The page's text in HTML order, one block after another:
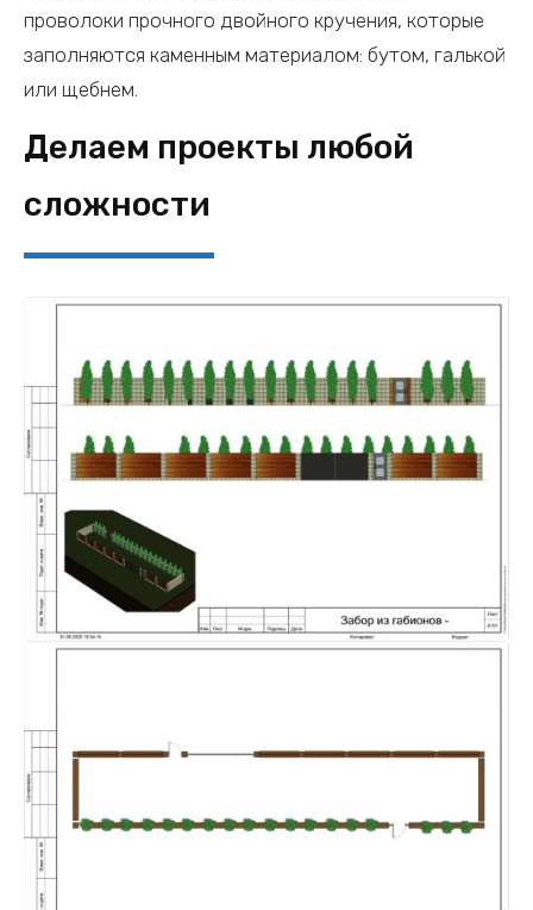
проволоки прочного двойного кручения, которые
заполняются каменным материалом: бутом, галькой
или щебнем.
Делаем проекты любой
сложности